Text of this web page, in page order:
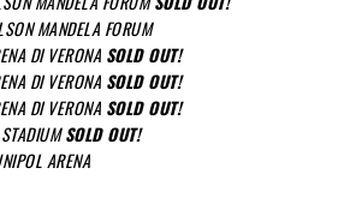
MANDELA FORUM
DI VERONA SOLD OUT!
DI VERONA SOLD OUT!
DI VERONA SOLD OUT!
SOLD OUT!
ARENA